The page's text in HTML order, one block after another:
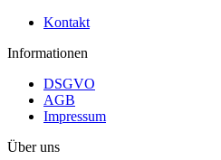
Kontakt
Informationen
DSGVO
AGB
Impressum
Über uns